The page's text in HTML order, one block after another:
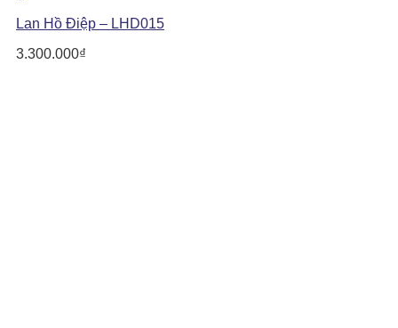
Lan Hồ Điệp – LHD015
3.300.000₫